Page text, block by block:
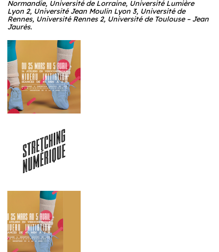
Normandie, Université de Lorraine, Université Lumière
Lyon 2, Université Jean Moulin Lyon 3, Université de
Rennes, Université Rennes 2, Université de Toulouse – Jean
Jaurès.